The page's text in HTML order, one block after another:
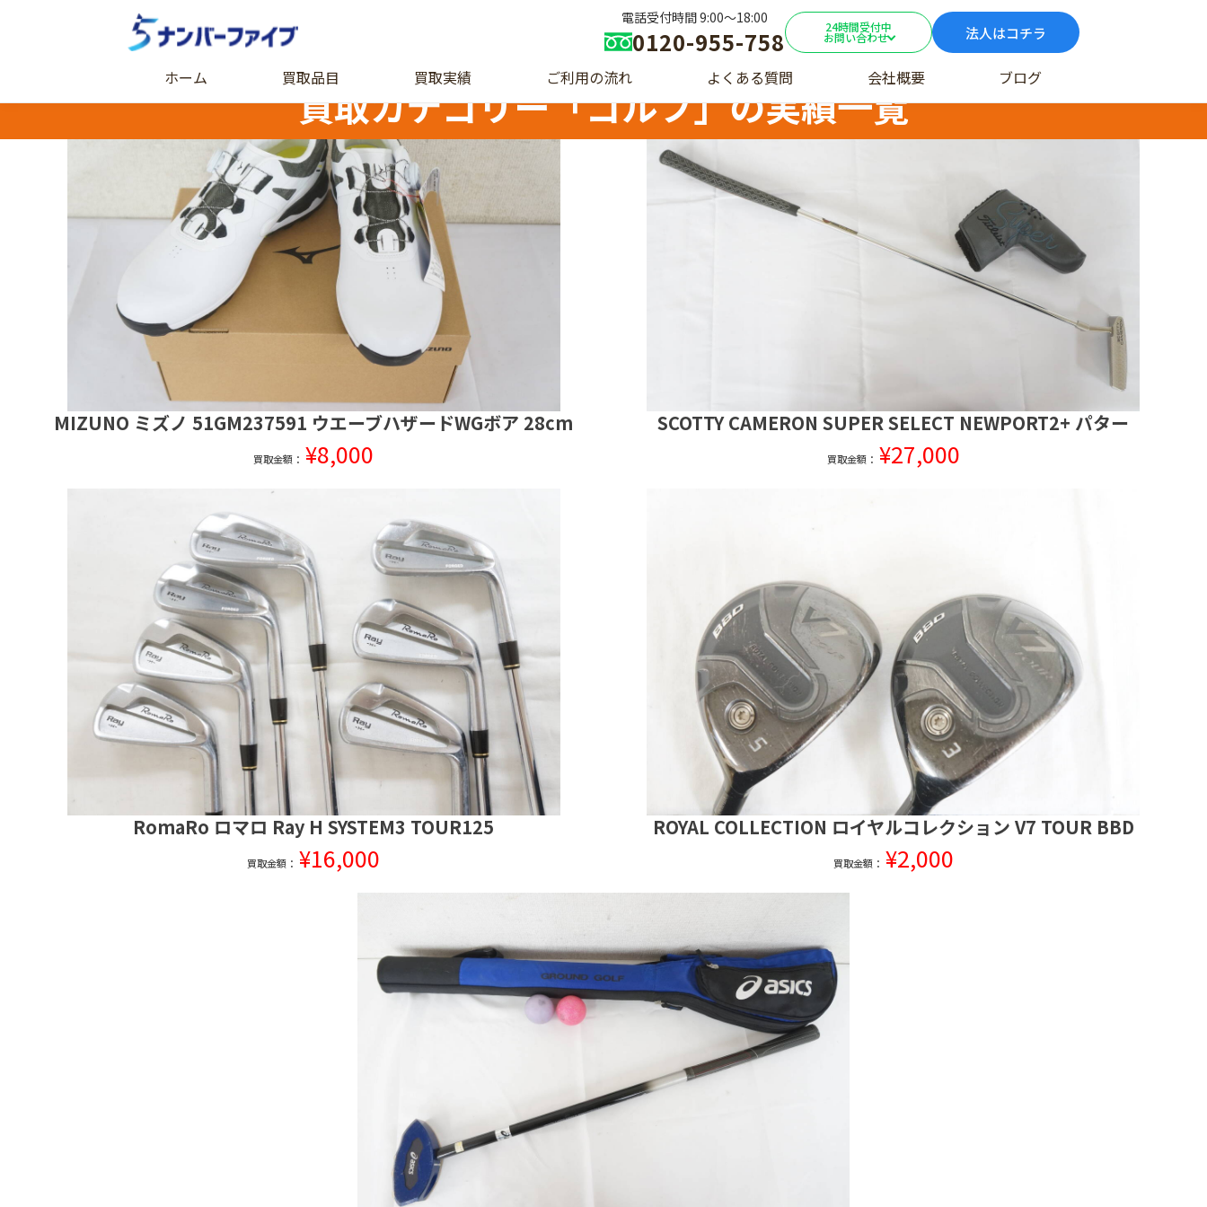
電話受付時間 9:00〜18:00
0120-955-758 24時間受付中
お問い合わせ 法人はコチラ
ホーム 買取品目 買取実績 ご利用の流れ よくある質問 会社概要 ブログ
買取カテゴリー「ゴルフ」の実績一覧
MIZUNO ミズノ 51GM237591 ウエーブハザードWGボア 28cm
買取金額： ¥8,000
SCOTTY CAMERON SUPER SELECT NEWPORT2+ パター
買取金額： ¥27,000
RomaRo ロマロ Ray H SYSTEM3 TOUR125
買取金額： ¥16,000
ROYAL COLLECTION ロイヤルコレクション V7 TOUR BBD
買取金額： ¥2,000